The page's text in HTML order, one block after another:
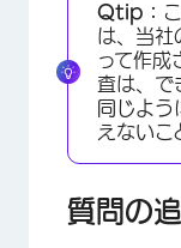
Qtip：
は、当社
って作成
査は、で
同じよう
えないこ
質問の